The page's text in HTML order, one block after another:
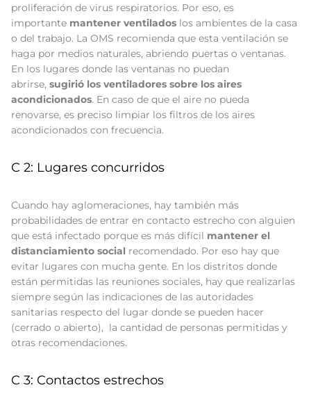
proliferación de virus respiratorios. Por eso, es
importante mantener ventilados los ambientes de la casa
o del trabajo. La OMS recomienda que esta ventilación se
haga por medios naturales, abriendo puertas o ventanas.
En los lugares donde las ventanas no puedan
abrirse, sugirió los ventiladores sobre los aires
acondicionados. En caso de que el aire no pueda
renovarse, es preciso limpiar los filtros de los aires
acondicionados con frecuencia.
C 2: Lugares concurridos
Cuando hay aglomeraciones, hay también más
probabilidades de entrar en contacto estrecho con alguien
que está infectado porque es más difícil mantener el
distanciamiento social recomendado. Por eso hay que
evitar lugares con mucha gente. En los distritos donde
están permitidas las reuniones sociales, hay que realizarlas
siempre según las indicaciones de las autoridades
sanitarias respecto del lugar donde se pueden hacer
(cerrado o abierto), la cantidad de personas permitidas y
otras recomendaciones.
C 3: Contactos estrechos